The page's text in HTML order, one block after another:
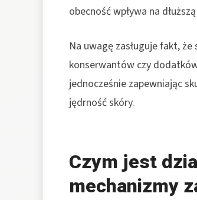
obecność wpływa na
Na uwagę zasługuje fakt,
konserwantów czy
jednocześnie zapewniając
jędrność skóry.
Czym jest
mechanizmy